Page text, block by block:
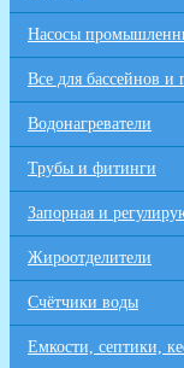
Насосы
Все для бaссейнов и
Водонагреватели
Трубы и фитинги
Запорная и
Жироотделители
Счётчики воды
Емкости, септики,